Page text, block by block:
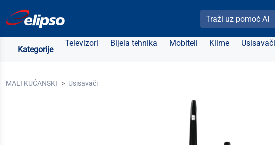
Pretraži Elipso
Kategorije
Televizori Bijela tehnika Mobiteli Klime Usisavači
MALI KUĆANSKI Usisavači